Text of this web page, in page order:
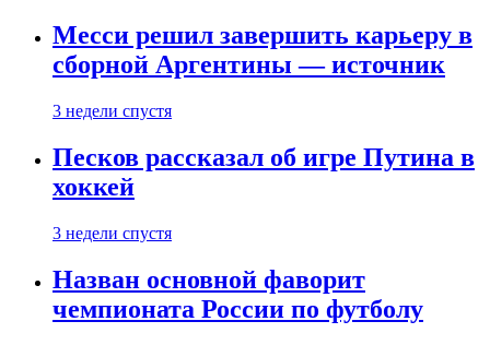
Месси решил завершить карьеру в
сборной Аргентины — источник
3 недели спустя
Песков рассказал об игре Путина в
хоккей
3 недели спустя
Назван основной фаворит
чемпионата России по футболу